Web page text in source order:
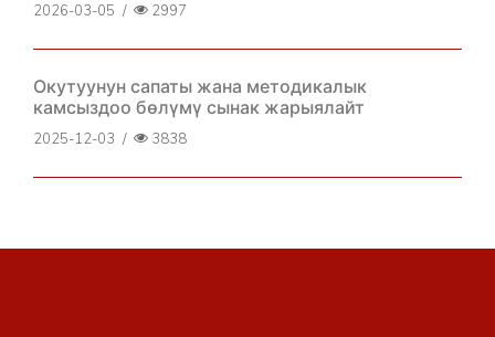
2026-03-05 / 2997
Окутуунун сапаты жана методикалык
камсыздоо бөлүмү сынак жарыялайт
2025-12-03 / 3838